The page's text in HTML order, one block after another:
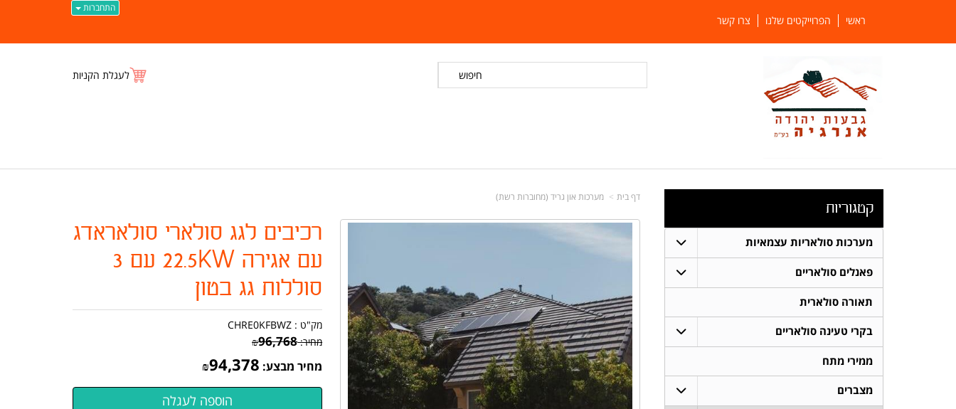
התחברות
ראשי הפרוייקטים שלנו צרו קשר
חיפוש לעגלת הקניות
דף בית מערכות און גריד (מחוברות רשת)
רכיבים לגג סולארי סולאראדג
עם אגירה 22.5KW עם 3
סוללות גג בטון
מק"ט : CHRE0KFBWZ
מחיר:
₪96,768
מחיר מבצע: ₪94,378
קטגוריות
מערכות סולאריות עצמאיות
פאנלים סולאריים
תאורה סולארית
בקרי טעינה סולאריים
ממירי מתח
מצברים